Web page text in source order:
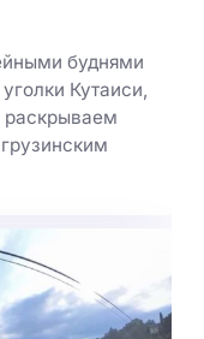
буднями
Кутаиси,